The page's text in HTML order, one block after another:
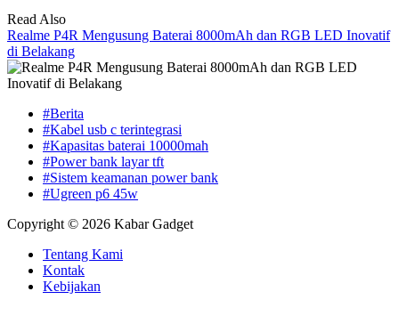
Read Also
Realme P4R Mengusung Baterai 8000mAh dan RGB LED Inovatif
di Belakang
#Berita
#Kabel usb c terintegrasi
#Kapasitas baterai 10000mah
#Power bank layar tft
#Sistem keamanan power bank
#Ugreen p6 45w
Copyright © 2026 Kabar Gadget
Tentang Kami
Kontak
Kebijakan